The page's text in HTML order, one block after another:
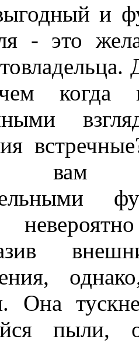
и
- это
когда
вам
Она
пыли,